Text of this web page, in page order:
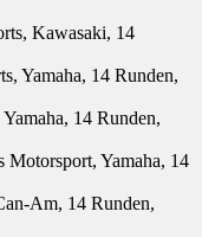
Kawasaki, 14
Yamaha, 14 Runden,
14 Runden,
Yamaha, 14
Am, 14 Runden,